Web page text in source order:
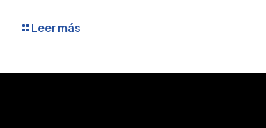
Leer más